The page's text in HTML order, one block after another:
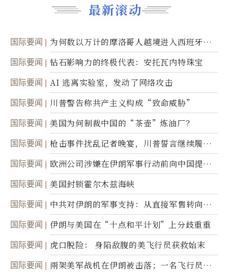
最新滚动
国际要闻
为何数以万计的摩洛哥人越境进入西班牙休
达
国际要闻 钻石影响力的终极代表：安托瓦内特珠宝
国际要闻 AI 逃离实验室，发动了网络攻击
国际要闻 川普警告称共产主义构成“致命威胁”
国际要闻 美国为何制裁中国的“茶壶”炼油厂？
国际要闻
枪击事件扰乱记者晚宴，川普誓言继续履行
职责
国际要闻
欧洲公司涉嫌在伊朗军事行动前向中国提供
美军基地的卫星图像
国际要闻 美国封锁霍尔木兹海峡
国际要闻
中共对伊朗的军事支持：从直接军售转向间
接技术转让
国际要闻 伊朗与美国在“十点和平计划”上分歧重重
国际要闻 虎口脱险： 身陷敌腹的美飞行员获救始末
国际要闻
兩架美军战机在伊朗被击落；一名飞行员失